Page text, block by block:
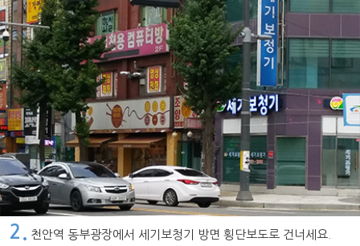
2. 천안역 동부광장에서 세기보청기 방면 횡단보도로 건너세요.